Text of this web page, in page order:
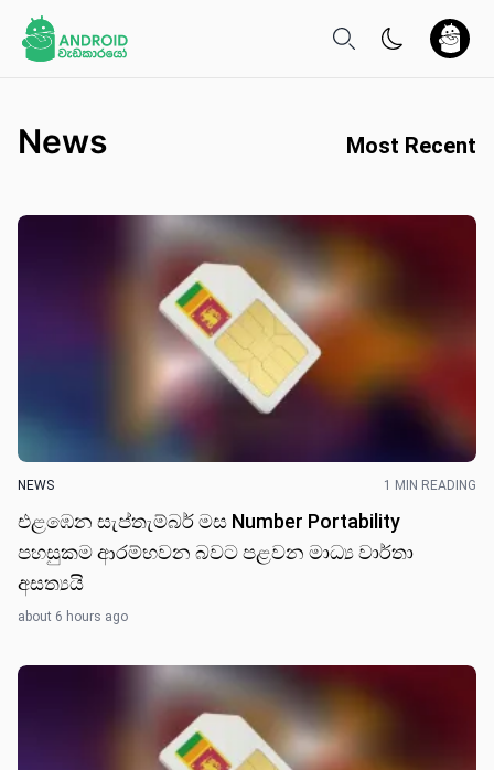
News Most Recent
NEWS 1 MIN READING
එළඹෙන සැප්තැම්බර් මස Number Portability
පහසුකම ආරම්භවන බවට පළවන මාධ්‍ය වාර්තා
අසත්‍යයි
about 6 hours ago